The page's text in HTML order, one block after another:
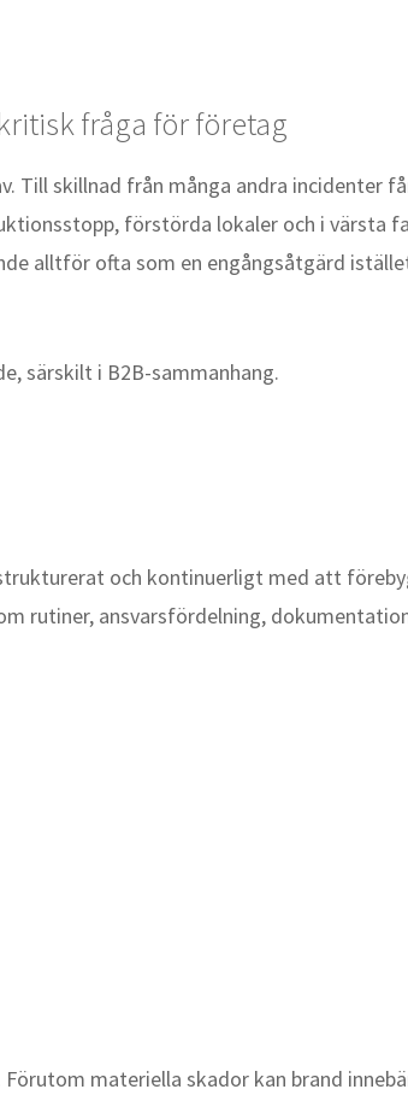
fråga för företag
Till skillnad från många andra incidenter
förstörda lokaler och i värsta
alltför ofta som en engångsåtgärd
särskilt i B2B-sammanhang.
och kontinuerligt med att
rutiner, ansvarsfördelning,
materiella skador kan brand